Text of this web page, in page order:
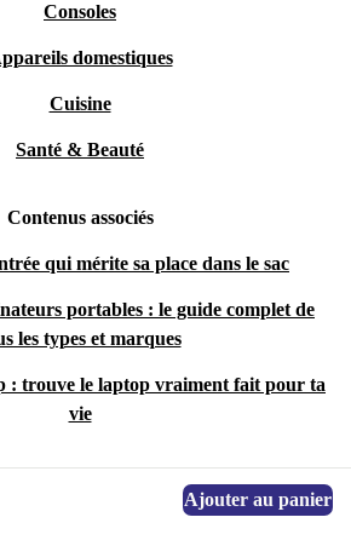
Consoles
domestiques
Cuisine
Santé & Beauté
Contenus associés
qui mérite sa place dans le sac
portables : le guide complet de
les types et marques
: trouve le laptop vraiment fait pour ta
vie
Ajouter au panier